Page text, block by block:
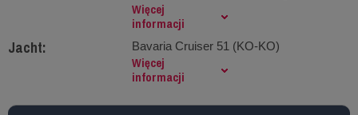
Więcej
informacji
Jacht: Bavaria Cruiser 51 (KO-KO)
Więcej
informacji